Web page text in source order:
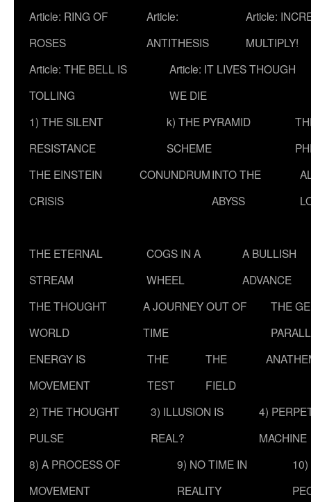
Article: RING OF
ROSES
Article:
ANTITHESIS
Article:
MULTIPLY!
Article: THE BELL IS
TOLLING
Article: IT LIVES THOUGH
WE DIE
1) THE SILENT
RESISTANCE
k) THE PYRAMID
SCHEME
THE EINSTEIN
CRISIS
CONUNDRUMINTO THE
ABYSS
THE ETERNAL
STREAM
COGS IN A
WHEEL
A BULLISH
ADVANCE
THE THOUGHT
WORLD
A JOURNEY OUT OF
TIME
THE
ENERGY IS
MOVEMENT
THE
TEST
THE
FIELD
2) THE THOUGHT
PULSE
3) ILLUSION IS
REAL?
4)
MACHINE
8) A PROCESS OF
MOVEMENT
9) NO TIME IN
REALITY